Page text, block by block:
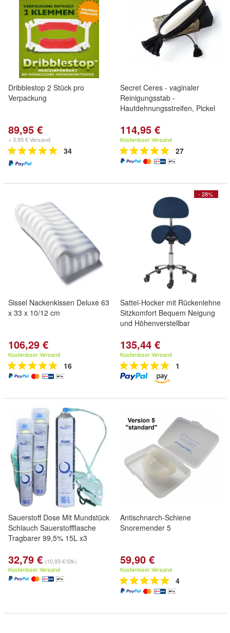
Dribblestop 2 Stück pro
Verpackung
89,95 €
+ 3,95 € Versand
34
Secret Ceres - vaginaler
Reinigungsstab -
Hautdehnungsstreifen, Pickel
114,95 €
Kostenloser Versand
27
Sissel Nackenkissen Deluxe 63
x 33 x 10/12 cm
106,29 €
Kostenloser Versand
16
- 28%
Sattel-Hocker mit Rückenlehne
Sitzkomfort Bequem Neigung
und Höhenverstellbar
135,44 €
Kostenloser Versand
1
Sauerstoff Dose Mit Mundstück
Schlauch Sauerstoffflasche
Tragbarer 99,5% 15L x3
32,79 € (10,93 €/Stk)
Kostenloser Versand
Antischnarch-Schiene
Snoremender 5
59,90 €
Kostenloser Versand
4